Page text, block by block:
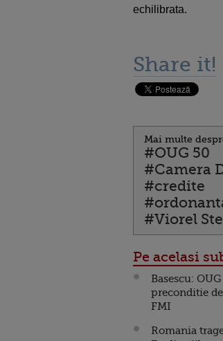
echilibrata.
Share it!
Mai multe
#OUG 50
#Camera
#credite
#Viorel
Pe acelasi
Basescu:
preconditie
FMI
Romania